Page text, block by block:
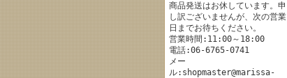
商品発送はお休しています。申
し訳ございませんが、次の営業
日までお待ちください。
営業時間:11:00～18:00
電話:06-6765-0741
メー
ル:shopmaster@marissa-